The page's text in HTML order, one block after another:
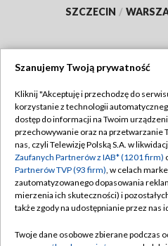
SZCZECIN /
Abonament TVP
Emisja w TVP
Centrum informacji TVP
Naziemna Telewizja Cyfrowa
Polityka
Moje
Szanujemy Twoją prywatność
Kliknij "Akceptuję i przechodzę do
korzystanie z technologii
dostęp do informacji na Twoim
przechowywanie oraz na przetwarzanie
nas, czyli Telewizję Polską S.A. w
Zaufanych Partnerów z IAB* (1201 firm)
Partnerów TVP (93 firm), w celach
zautomatyzowanego dopasowania
mierzenia ich skuteczności) i
także zgody na udostępnianie przez nas
Twoje dane osobowe zbierane podczas